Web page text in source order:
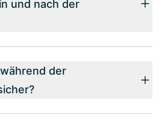
und nach der
der